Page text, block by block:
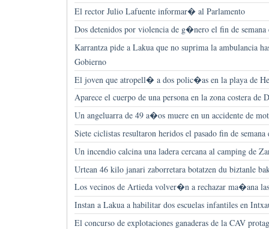
El rector Julio Lafuente informar� al Parlamento
Dos detenidos por violencia de g�nero el fin de
Karrantza pide a Lakua que no suprima la ambulancia
Gobierno
El joven que atropell� a dos polic�as en la playa de
Aparece el cuerpo de una persona en la zona costera de
Un angeluarra de 49 a�os muere en un accidente de
Siete ciclistas resultaron heridos el pasado fin de semana
Un incendio calcina una ladera cercana al camping de
Urtean 46 kilo janari zaborretara botatzen du biztanle
Los vecinos de Artieda volver�n a rechazar ma�ana
Instan a Lakua a habilitar dos escuelas infantiles en
El concurso de explotaciones ganaderas de la CAV